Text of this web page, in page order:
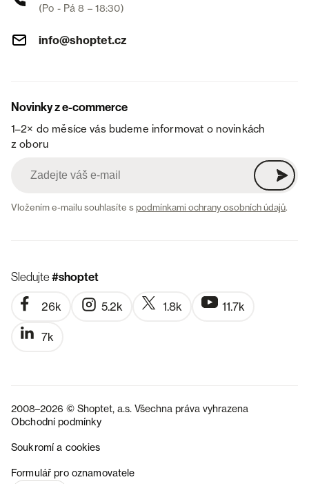
(Po - Pá 8 – 18:30)
info@shoptet.cz
Novinky z e-commerce
1–2× do měsíce vás budeme informovat o novinkách
z oboru
Vložením e-mailu souhlasíte spodmínkami ochrany osobních údajů.
Sledujte#shoptet
26k 5.2k 1.8k 11.7k
7k
2008–2026 © Shoptet, a.s. Všechna práva vyhrazena
Obchodní podmínky
Soukromí a cookies
Formulář pro oznamovatele